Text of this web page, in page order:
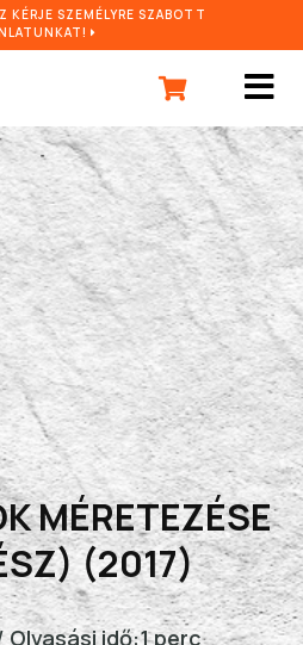
KÉRJE SZEMÉLYRE SZABOTT
MÉRETEZÉSE
(2017)
Olvasási idő:1 perc